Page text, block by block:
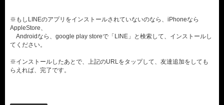
※もしLINEのアプリをインストールされていないのなら、iPhoneなら
AppleStore、
Androidなら、google play storeで「LINE」と検索して、インストールし
てください。
※インストールしたあとで、上記のURLをタップして、友達追加をしても
らえれば、完了です。